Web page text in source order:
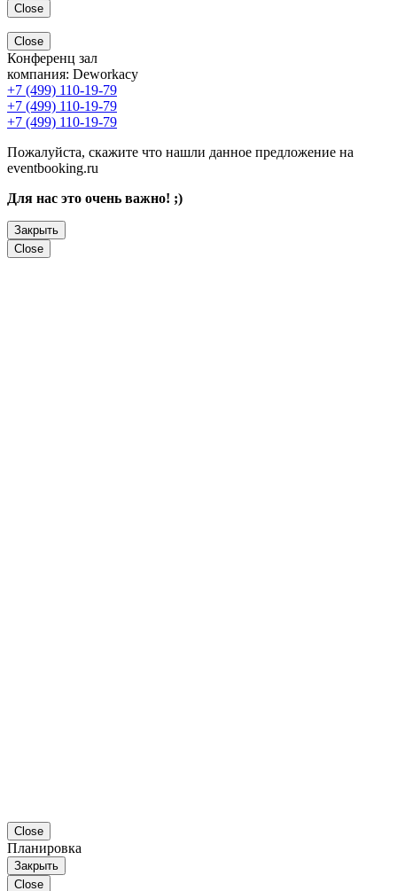
Close
Close
Конференц зал
компания: Deworkacy
+7 (499) 110-19-79
+7 (499) 110-19-79
+7 (499) 110-19-79
Пожалуйста, скажите что нашли данное предложение на
eventbooking.ru
Для нас это очень важно! ;)
Закрыть
Close
Close
Планировка
Закрыть
Close